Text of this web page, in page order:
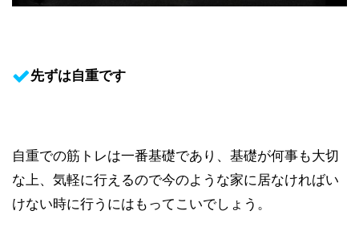
先ずは自重です
自重での筋トレは一番基礎であり、基礎が何事も大切
な上、気軽に行えるので今のような家に居なければい
けない時に行うにはもってこいでしょう。